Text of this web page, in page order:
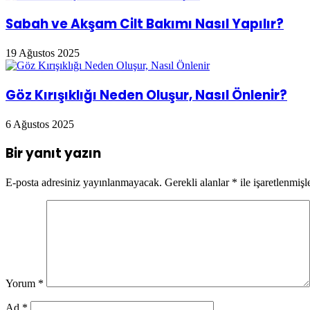
Sabah ve Akşam Cilt Bakımı Nasıl Yapılır?
19 Ağustos 2025
Göz Kırışıklığı Neden Oluşur, Nasıl Önlenir?
6 Ağustos 2025
Bir yanıt yazın
E-posta adresiniz yayınlanmayacak. Gerekli alanlar * ile
Yorum *
Ad *